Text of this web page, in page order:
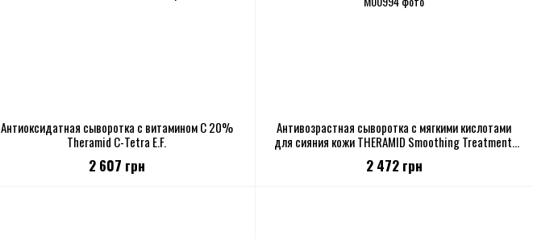
Антиоксидатная сыворотка с витамином С 20%
Theramid C-Tetra E.F.
2 607 грн
Антивозрастная сыворотка с мягкими кислотами
для сияния кожи THERAMID Smoothing Treatment,
30 мл
2 472 грн